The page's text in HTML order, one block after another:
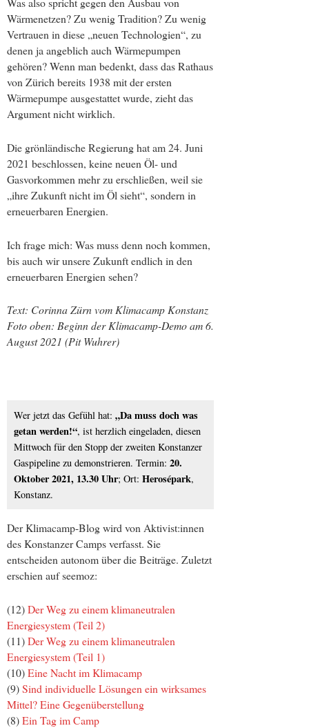
Wärmenetzen? Zu wenig Tradition? Zu wenig
Vertrauen in diese „neuen Technologien“, zu
denen ja angeblich auch Wärmepumpen
gehören? Wenn man bedenkt, dass das Rathaus
von Zürich bereits 1938 mit der ersten
Wärmepumpe ausgestattet wurde, zieht das
Argument nicht wirklich.
Die grönländische Regierung hat am 24. Juni
2021 beschlossen, keine neuen Öl- und
Gasvorkommen mehr zu erschließen, weil sie
„ihre Zukunft nicht im Öl sieht“, sondern in
erneuerbaren Energien.
Ich frage mich: Was muss denn noch kommen,
bis auch wir unsere Zukunft endlich in den
erneuerbaren Energien sehen?
Text: Corinna Zürn vom Klimacamp Konstanz
Foto oben: Beginn der Klimacamp-Demo am 6.
August 2021 (Pit Wuhrer)
Wer jetzt das Gefühl hat: „Da muss doch was
getan werden!“, ist herzlich eingeladen, diesen
Mittwoch für den Stopp der zweiten Konstanzer
Gaspipeline zu demonstrieren. Termin: 20.
Oktober 2021, 13.30 Uhr; Ort: Herosépark,
Konstanz.
Der Klimacamp-Blog wird von Aktivist:innen
des Konstanzer Camps verfasst. Sie
entscheiden autonom über die Beiträge. Zuletzt
erschien auf seemoz:
(12)Der Weg zu einem klimaneutralen
Energiesystem (Teil 2)
(11)Der Weg zu einem klimaneutralen
Energiesystem (Teil 1)
(10)Eine Nacht im Klimacamp
(9)Sind individuelle Lösungen ein wirksames
Mittel? Eine Gegenüberstellung
(8)Ein Tag im Camp